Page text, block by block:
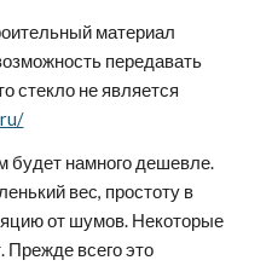
материал
передавать
стекло не является
будет намного дешевле.
вес, простоту в
от шумов. Некоторые
Прежде всего это